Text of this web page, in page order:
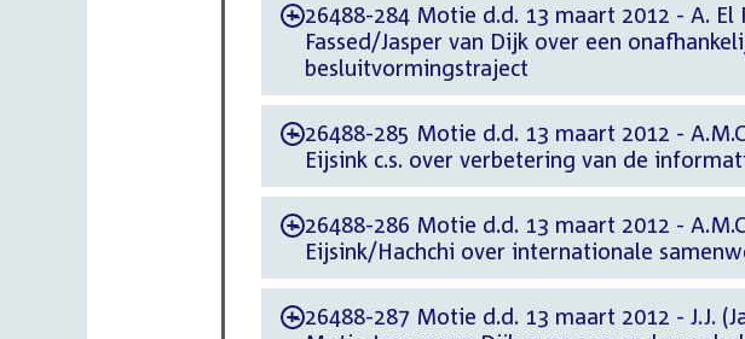
-26488-284 Motie d.d. 13 maart 2012 - A.
Fassed/Jasper van Dijk over een
besluitvormingstraject
-26488-285 Motie d.d. 13 maart 2012 -
Eijsink c.s. over verbetering van de
-26488-286 Motie d.d. 13 maart 2012 -
Eijsink/Hachchi over internationale
-26488-287 Motie d.d. 13 maart 2012 - J.J.